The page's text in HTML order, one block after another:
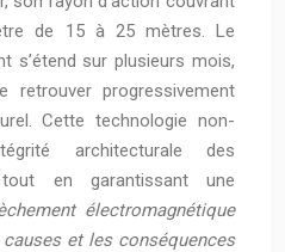
de 15 à 25 mètres. Le
s’étend sur plusieurs mois,
retrouver progressivement
Cette technologie non-
architecturale des
en garantissant une
électromagnétique
et les conséquences